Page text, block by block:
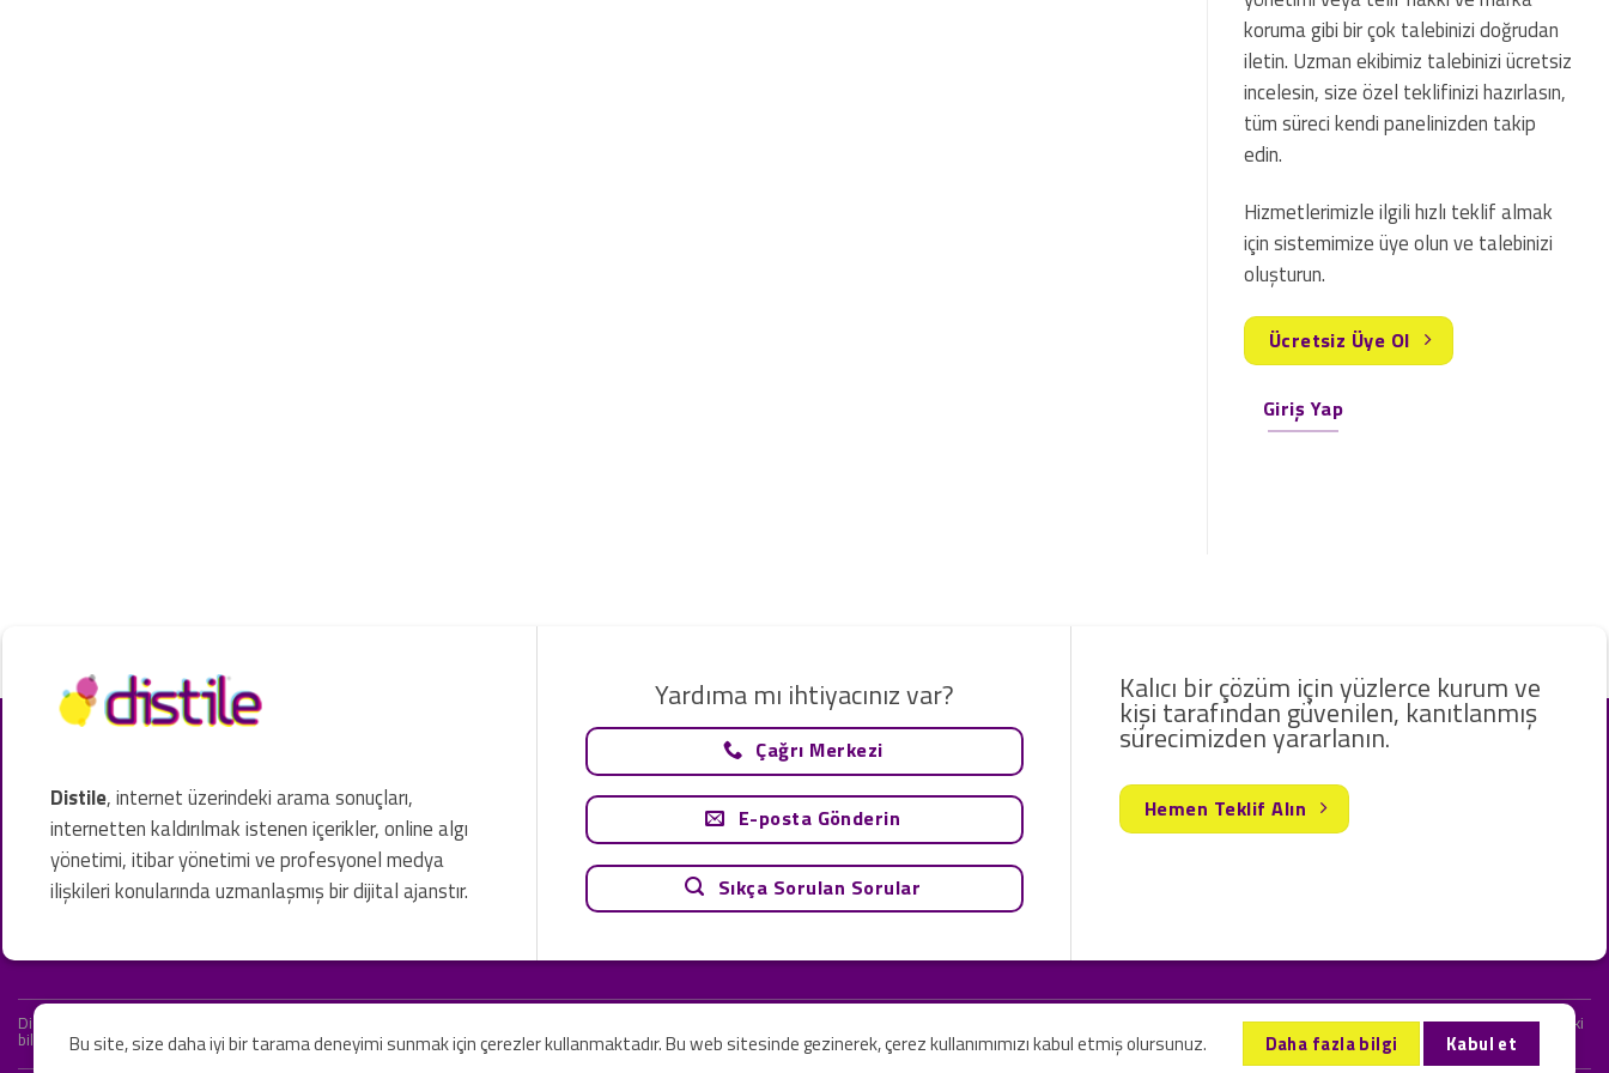
koruma gibi bir çok talebinizi doğrudan
iletin. Uzman ekibimiz talebinizi ücretsiz
incelesin, size özel teklifinizi hazırlasın,
tüm süreci kendi panelinizden takip
edin.
Hizmetlerimizle ilgili hızlı teklif almak
için sistemimize üye olun ve talebinizi
oluşturun.
Ücretsiz Üye Ol
Giriş Yap
Distile, internet üzerindeki arama sonuçları,
internetten kaldırılmak istenen içerikler, online algı
yönetimi, itibar yönetimi ve profesyonel medya
ilişkileri konularında uzmanlaşmış bir dijital ajanstır.
Yardıma mı ihtiyacınız var?
Çağrı Merkezi
E-posta Gönderin
Sıkça Sorulan Sorular
Kalıcı bir çözüm için yüzlerce kurum ve
kişi tarafından güvenilen, kanıtlanmış
sürecimizden yararlanın.
Hemen Teklif Alın
Distile bir hukuk firması değildir ve hizmetlerimizin hiçbiri resmi hukuki tavsiye olarak değerlendirilemez. Sadece teknoloji ve danışmanlık şirketi olarak hizmet vermekteyiz. Web sitemizde ve sizinle kurduğumuz iletişimlerdeki
bilgiler yalnızca genel bilgi niteliğindedir. Yasal tavsiye olarak değerlendirilmesi amaçlanmamıştır.
Bu site, size daha iyi bir tarama deneyimi sunmak için çerezler kullanmaktadır. Bu web sitesinde gezinerek, çerez kullanımımızı kabul etmiş olursunuz. Daha fazla bilgi Kabul et